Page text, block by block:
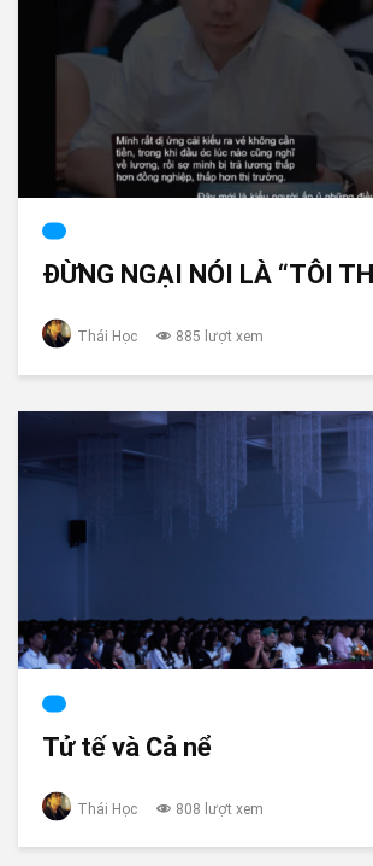
ĐỪNG NGẠI NÓI LÀ “TÔI
Thái Học 885 lượt xem
Tử tế và Cả nể
Thái Học 808 lượt xem